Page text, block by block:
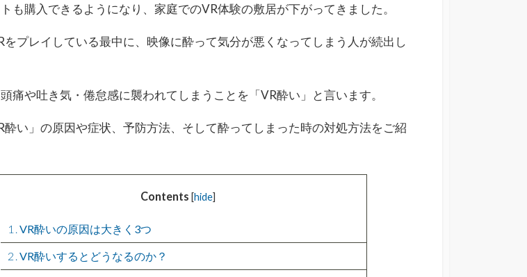
も購入できるようになり、家庭でのVR体験の敷居が下がってきました。
をプレイしている最中に、映像に酔って気分が悪くなってしまう人が続出し
痛や吐き気・倦怠感に襲われてしまうことを「VR酔い」と言います。
酔い」の原因や症状、予防方法、そして酔ってしまった時の対処方法をご紹
Contents [hide]
1 VR酔いの原因は大きく3つ
2 VR酔いするとどうなるのか？